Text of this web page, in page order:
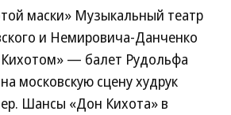
маски» Музыкальный театр
и Немировича-Данченко
— балет Рудольфа
московскую сцену худрук
Шансы «Дон Кихота» в